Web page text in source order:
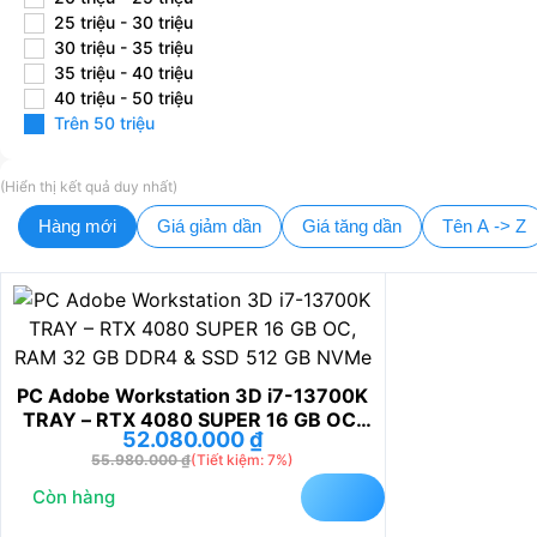
25 triệu - 30 triệu
30 triệu - 35 triệu
35 triệu - 40 triệu
40 triệu - 50 triệu
Trên 50 triệu
(Hiển thị kết quả duy nhất)
Hàng mới Giá giảm dần Giá tăng dần Tên A -> Z
PC Adobe Workstation 3D i7-13700K
TRAY – RTX 4080 SUPER 16 GB OC,
RAM 32 GB DDR4 & SSD 512 GB
NVMe(Tiết kiệm: 7%)
55.980.000₫
52.080.000₫
Còn hàng